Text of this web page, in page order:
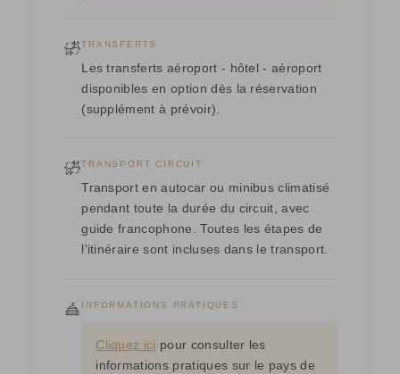
TRANSFERTS
Les transferts aéroport - hôtel -aéroport
disponibles en option dès la réservation
(supplément à prévoir).
TRANSPORT CIRCUIT
Transport en autocar ou minibus climatisé
pendant toute la durée du circuit, avec
guide francophone. Toutes les étapes de
l'itinéraire sont incluses dans le transport.
INFORMATIONS PRATIQUES
Cliquez ici pour consulter les
informations pratiques sur le pays de